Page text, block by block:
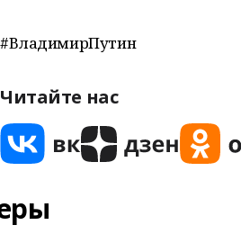
#ВладимирПутин
Читайте нас